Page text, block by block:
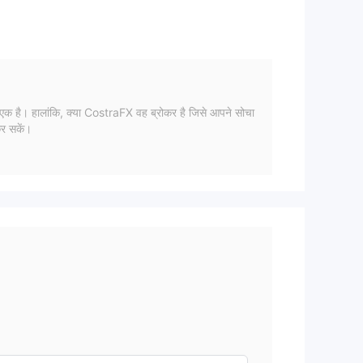
सकें।